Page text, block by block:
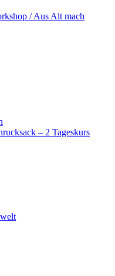
/ Aus Alt mach
– 2 Tageskurs